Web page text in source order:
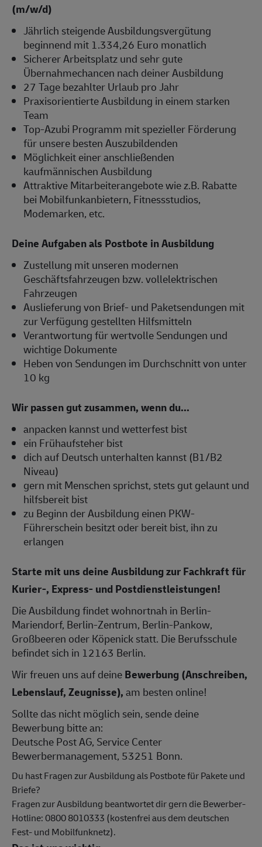
(m/w/d)
Jährlich steigende Ausbildungsvergütung
beginnend mit 1.334,26 Euro monatlich
Sicherer Arbeitsplatz und sehr gute
Übernahmechancen nach deiner Ausbildung
27 Tage bezahlter Urlaub pro Jahr
Praxisorientierte Ausbildung in einem starken
Team
Top-Azubi Programm mit spezieller Förderung
für unsere besten Auszubildenden
Möglichkeit einer anschließenden
kaufmännischen Ausbildung
Attraktive Mitarbeiterangebote wie z.B. Rabatte
bei Mobilfunkanbietern, Fitnessstudios,
Modemarken, etc.
Deine Aufgaben als Postbote in Ausbildung
Zustellung mit unseren modernen
Geschäftsfahrzeugen bzw. vollelektrischen
Fahrzeugen
Auslieferung von Brief- und Paketsendungen mit
zur Verfügung gestellten Hilfsmitteln
Verantwortung für wertvolle Sendungen und
wichtige Dokumente
Heben von Sendungen im Durchschnitt von unter
10 kg
Wir passen gut zusammen, wenn du...
anpacken kannst und wetterfest bist
ein Frühaufsteher bist
dich auf Deutsch unterhalten kannst (B1/B2
Niveau)
gern mit Menschen sprichst, stets gut gelaunt und
hilfsbereit bist
zu Beginn der Ausbildung einen PKW-
Führerschein besitzt oder bereit bist, ihn zu
erlangen
Starte mit uns deine Ausbildung zur Fachkraft für
Kurier-, Express- und Postdienstleistungen!
Die Ausbildung findet wohnortnah in Berlin-
Mariendorf, Berlin-Zentrum, Berlin-Pankow,
Großbeeren oder Köpenick statt. Die Berufsschule
befindet sich in 12163 Berlin.
Wir freuen uns auf deineBewerbung (Anschreiben,
Lebenslauf, Zeugnisse),am besten online!
Sollte das nicht möglich sein, sende deine
Bewerbung bitte an:
Deutsche Post AG, Service Center
Bewerbermanagement, 53251 Bonn.
Du hast Fragen zur Ausbildung als Postbote für Pakete und
Briefe?
Fragen zur Ausbildung beantwortet dir gern die Bewerber-
Hotline: 0800 8010333 (kostenfrei aus dem deutschen
Fest- und Mobilfunknetz).